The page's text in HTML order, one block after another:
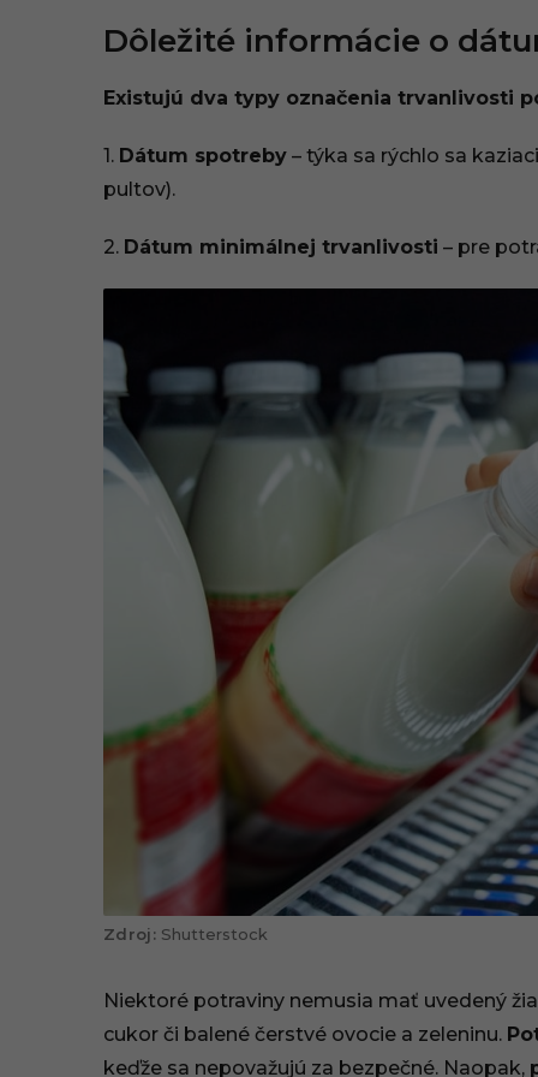
0
9
Dôležité informácie o
Existujú dva typy označenia trvanlivosti
1. Dátum spotreby – týka sa rýchlo sa
pultov).
2. Dátum minimálnej trvanlivosti – pre
Shutterstock
Niektoré potraviny nemusia mať uvedený
cukor či balené čerstvé ovocie a zeleninu.
keďže sa nepovažujú za bezpečné. Naopak,